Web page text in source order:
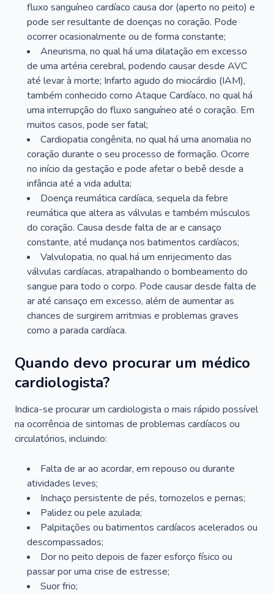
fluxo sanguíneo cardíaco causa dor (aperto no peito) e
pode ser resultante de doenças no coração. Pode
ocorrer ocasionalmente ou de forma constante;
Aneurisma, no qual há uma dilatação em excesso
de uma artéria cerebral, podendo causar desde AVC
até levar à morte; Infarto agudo do miocárdio (IAM),
também conhecido como Ataque Cardíaco, no qual há
uma interrupção do fluxo sanguíneo até o coração. Em
muitos casos, pode ser fatal;
Cardiopatia congênita, no qual há uma anomalia no
coração durante o seu processo de formação. Ocorre
no início da gestação e pode afetar o bebê desde a
infância até a vida adulta;
Doença reumática cardíaca, sequela da febre
reumática que altera as válvulas e também músculos
do coração. Causa desde falta de ar e cansaço
constante, até mudança nos batimentos cardíacos;
Valvulopatia, no qual há um enrijecimento das
válvulas cardíacas, atrapalhando o bombeamento do
sangue para todo o corpo. Pode causar desde falta de
ar até cansaço em excesso, além de aumentar as
chances de surgirem arritmias e problemas graves
como a parada cardíaca.
Quando devo procurar um médico
cardiologista?
Indica-se procurar um cardiologista o mais rápido possível
na ocorrência de sintomas de problemas cardíacos ou
circulatórios, incluindo:
Falta de ar ao acordar, em repouso ou durante
atividades leves;
Inchaço persistente de pés, tornozelos e pernas;
Palidez ou pele azulada;
Palpitações ou batimentos cardíacos acelerados ou
descompassados;
Dor no peito depois de fazer esforço físico ou
passar por uma crise de estresse;
Suor frio;